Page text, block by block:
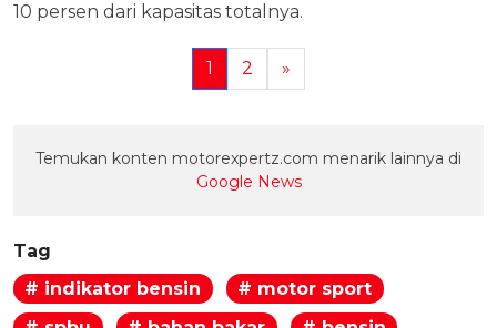
10 persen dari kapasitas totalnya.
1 2 »
Temukan konten motorexpertz.com menarik lainnya di
Google News
Tag
# indikator bensin
# motor sport